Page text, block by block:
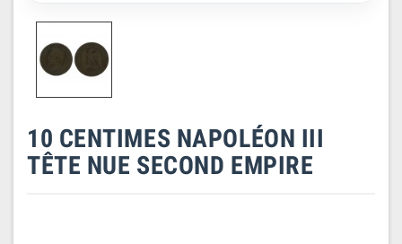
10 CENTIMES NAPOLÉON III
TÊTE NUE SECOND EMPIRE